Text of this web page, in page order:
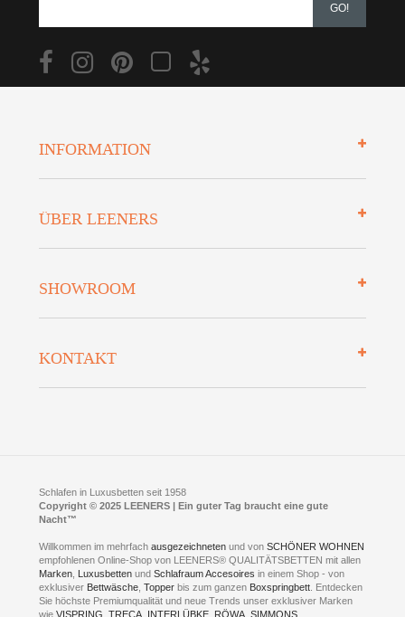
GO!
INFORMATION
Finanzierung
Datenschutz
ÜBER LEENERS
Preisgarantie
Presse
Jobs
SHOWROOM
Fotoalbum
Kontakt
KONTAKT
Neuer Showroom für unsere Onlineartikel.
Kontakt via:WhatsApp
Kontakt via:eMail
Schlafen in Luxusbetten seit 1958
Copyright © 2025 LEENERS | Ein guter Tag braucht eine gute
Nacht™
Willkommen im mehrfachausgezeichnetenund vonSCHÖNER WOHNEN
empfohlenen Online-Shop von LEENERS® QUALITÄTSBETTEN mit allen
Marken Luxusbetten undSchlafraum Accesoires in einem Shop - von
exklusiver Bettwäsche ,Topper bis zum ganzen Boxspringbett . Entdecken
Sie höchste Premiumqualität und neue Trends unser exklusiver Marken
wieVISPRING ,TRECA INTERLÜBKE RÖWA ,SIMMONS